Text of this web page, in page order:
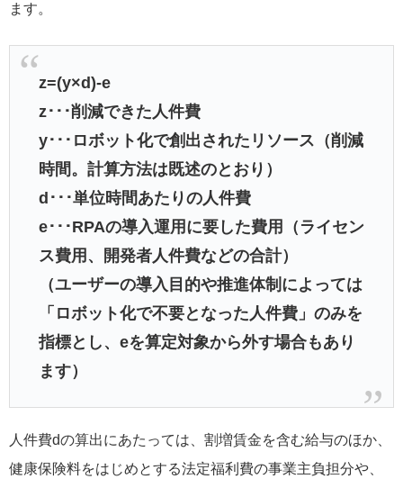
ます。
z=(y×d)-e
z･･･削減できた人件費
y･･･ロボット化で創出されたリソース（削減
時間。計算方法は既述のとおり）
d･･･単位時間あたりの人件費
e･･･RPAの導入運用に要した費用（ライセン
ス費用、開発者人件費などの合計）
（ユーザーの導入目的や推進体制によっては
「ロボット化で不要となった人件費」のみを
指標とし、eを算定対象から外す場合もあり
ます）
人件費dの算出にあたっては、割増賃金を含む給与のほか、
健康保険料をはじめとする法定福利費の事業主負担分や、